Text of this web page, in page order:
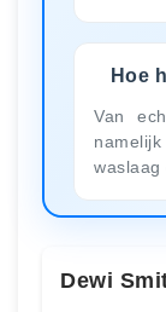
Hoe
Van
Dewi